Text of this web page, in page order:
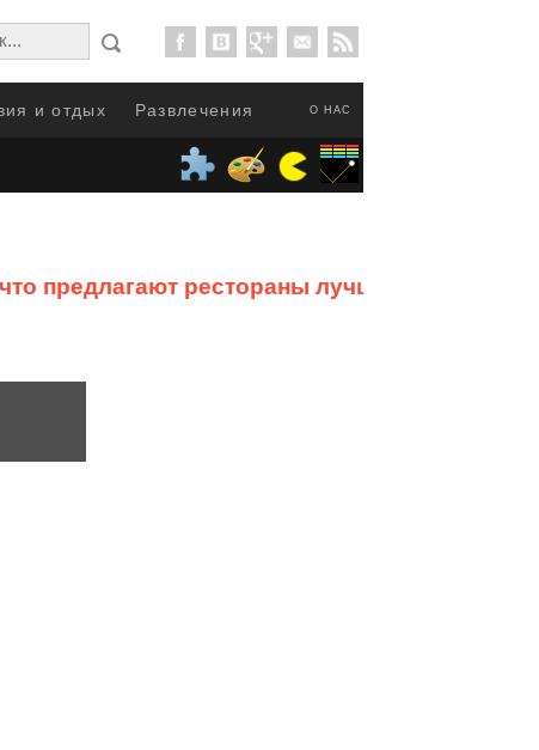
О НАС
и отдых Развлечения
предлагают рестораны лучших